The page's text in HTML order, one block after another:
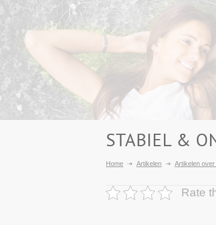
STABIEL &
Home Artikelen Artikelen
Rate